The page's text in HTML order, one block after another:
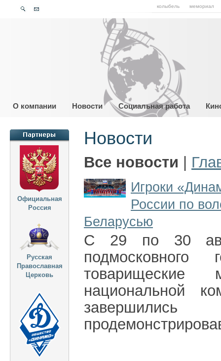
колыбель мемориал
О компании Новости Социальная работа
Новости
Все новости |
Игроки
России по
Беларусью
С 29 по 30
подмосковного
национальной
Официальная
Россия
Русская
Православная
Церковь